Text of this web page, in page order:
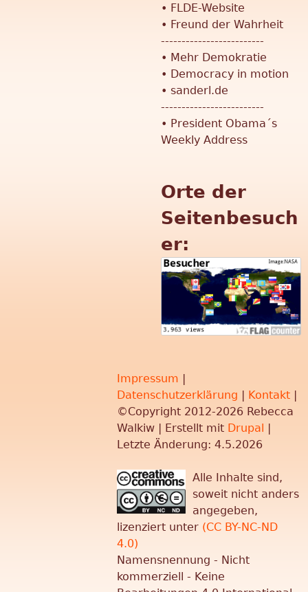
• FLDE-Website
• Freund der Wahrheit
-------------------------
• Mehr Demokratie
• Democracy in motion
• sanderl.de
-------------------------
• President Obama´s
Weekly Address
Orte der
Seitenbesuch
er:
Impressum |
Datenschutzerklärung | Kontakt |
©Copyright 2012-2026 Rebecca
Walkiw | Erstellt mit Drupal |
Letzte Änderung: 4.5.2026
Alle Inhalte sind,
soweit nicht anders
angegeben,
lizenziert unter (CC BY-NC-ND
4.0)
Namensnennung - Nicht
kommerziell - Keine